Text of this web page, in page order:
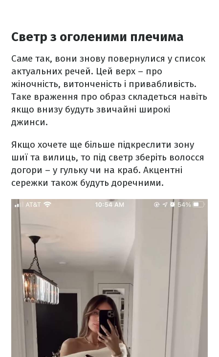
Светр з оголеними плечима
Саме так, вони знову повернулися у список
актуальних речей. Цей верх – про
жіночність, витонченість і привабливість.
Таке враження про образ складеться навіть
якщо внизу будуть звичайні широкі
джинси.
Якщо хочете ще більше підкреслити зону
шиї та вилиць, то під светр зберіть волосся
догори – у гульку чи на краб. Акцентні
сережки також будуть доречними.